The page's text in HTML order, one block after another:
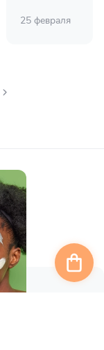
25 февраля